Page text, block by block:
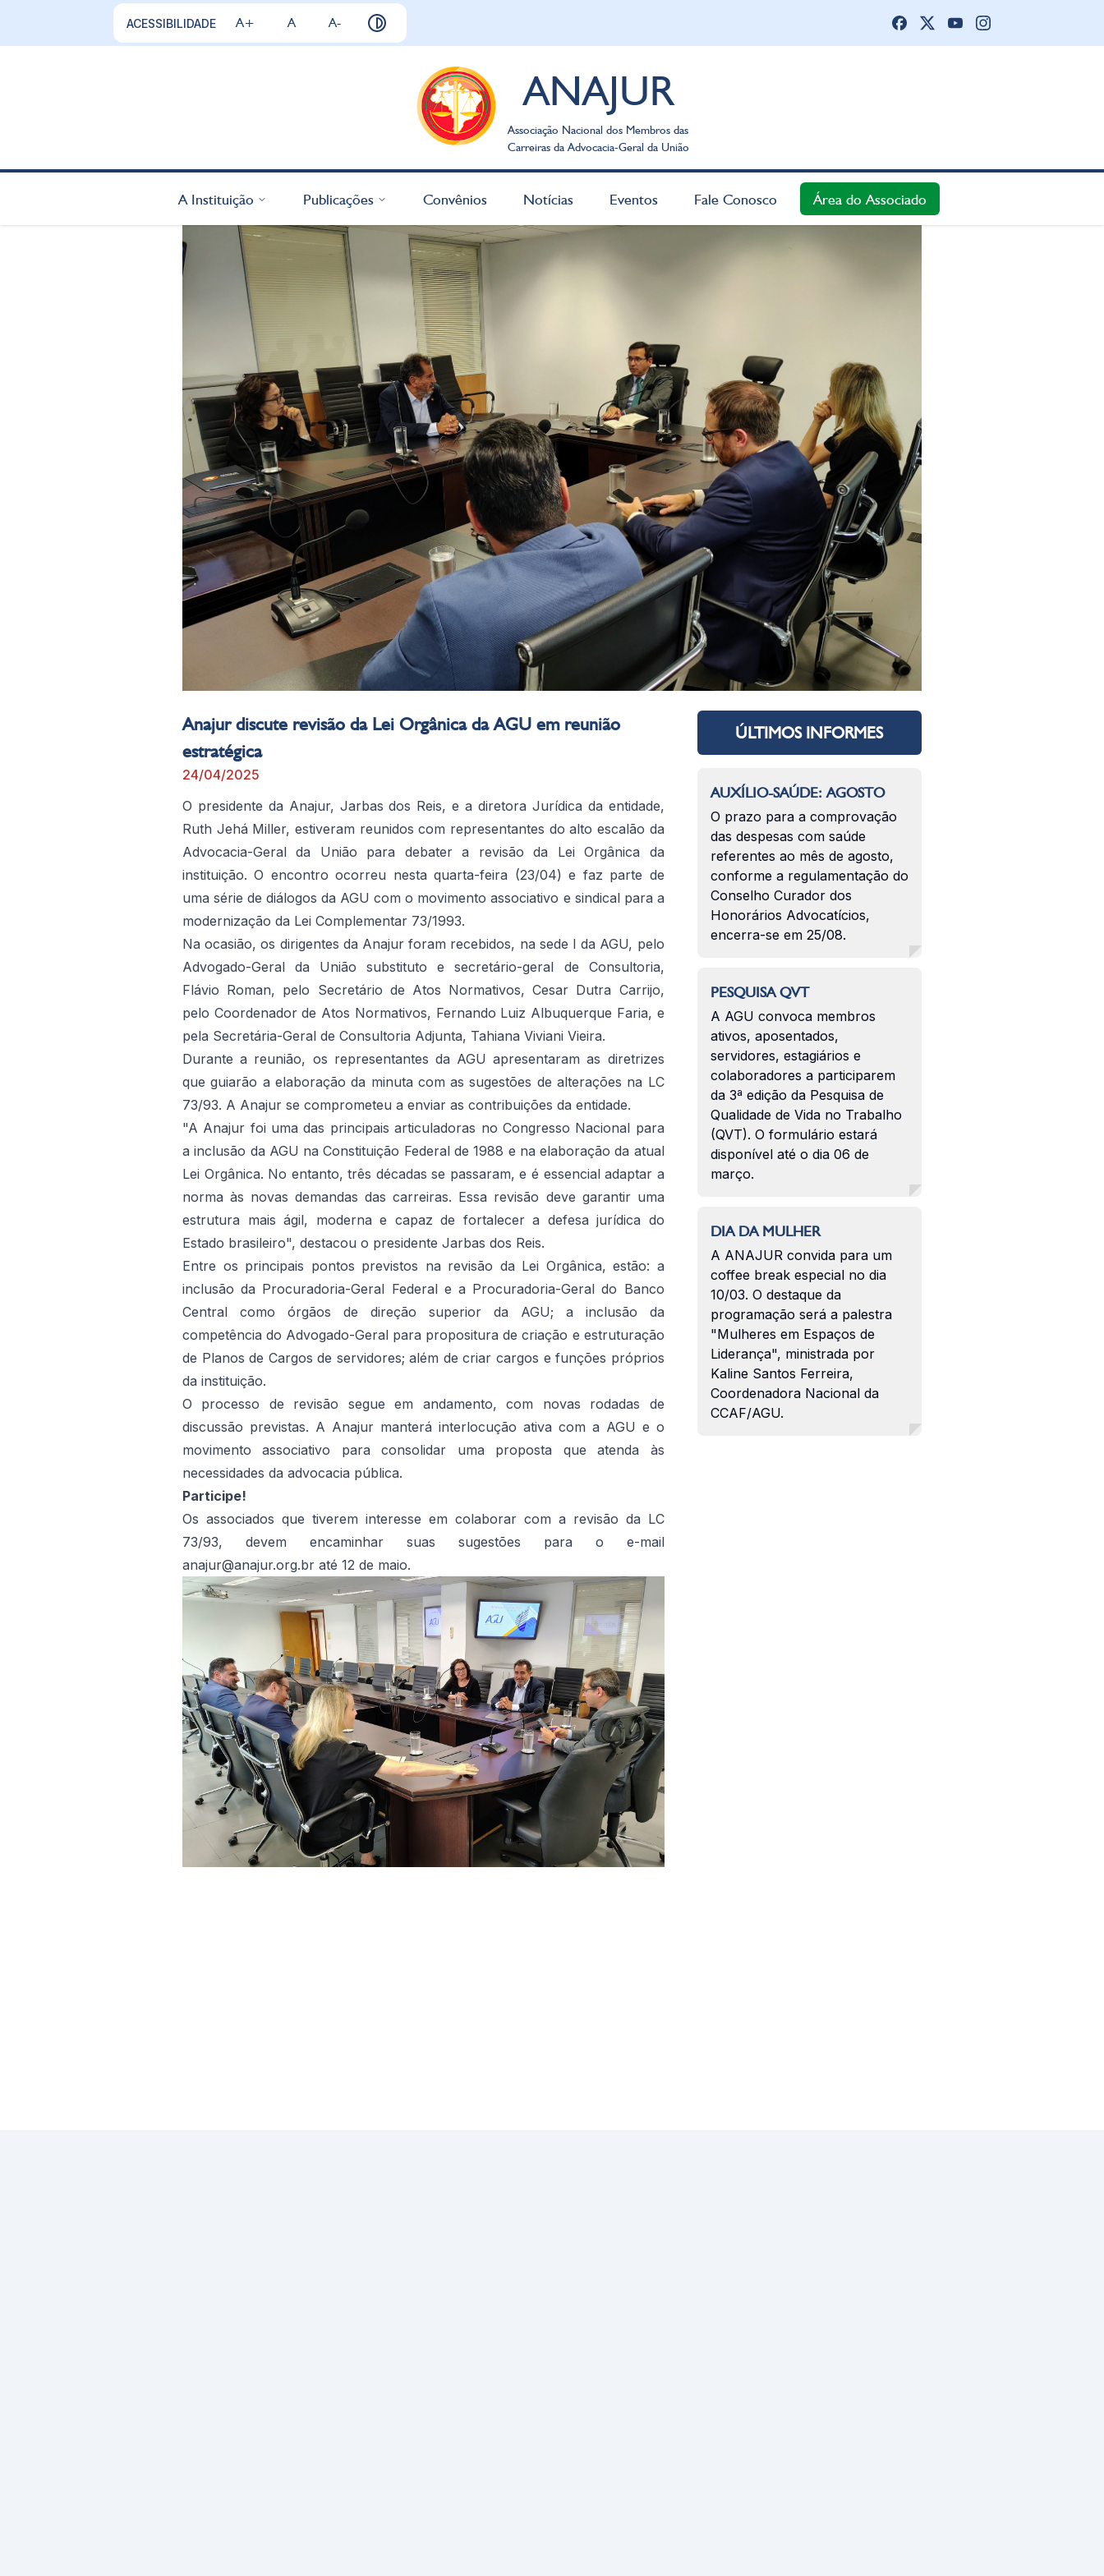
ACESSIBILIDADE A+ A A-
ANAJUR
Associação Nacional dos Membros das
Carreiras da Advocacia-Geral da União
A Instituição Publicações Convênios Notícias Eventos Fale Conosco Área do Associado
Anajur discute revisão da Lei Orgânica da AGU em reunião
estratégica
24/04/2025
O presidente da Anajur, Jarbas dos Reis, e a diretora Jurídica da entidade,
Ruth Jehá Miller, estiveram reunidos com representantes do alto escalão da
Advocacia-Geral da União para debater a revisão da Lei Orgânica da
instituição. O encontro ocorreu nesta quarta-feira (23/04) e faz parte de
uma série de diálogos da AGU com o movimento associativo e sindical para a
modernização da Lei Complementar 73/1993.
Na ocasião, os dirigentes da Anajur foram recebidos, na sede I da AGU, pelo
Advogado-Geral da União substituto e secretário-geral de Consultoria,
Flávio Roman, pelo Secretário de Atos Normativos, Cesar Dutra Carrijo,
pelo Coordenador de Atos Normativos, Fernando Luiz Albuquerque Faria, e
pela Secretária-Geral de Consultoria Adjunta, Tahiana Viviani Vieira.
Durante a reunião, os representantes da AGU apresentaram as diretrizes
que guiarão a elaboração da minuta com as sugestões de alterações na LC
73/93. A Anajur se comprometeu a enviar as contribuições da entidade.
"A Anajur foi uma das principais articuladoras no Congresso Nacional para
a inclusão da AGU na Constituição Federal de 1988 e na elaboração da atual
Lei Orgânica. No entanto, três décadas se passaram, e é essencial adaptar a
norma às novas demandas das carreiras. Essa revisão deve garantir uma
estrutura mais ágil, moderna e capaz de fortalecer a defesa jurídica do
Estado brasileiro", destacou o presidente Jarbas dos Reis.
Entre os principais pontos previstos na revisão da Lei Orgânica, estão: a
inclusão da Procuradoria-Geral Federal e a Procuradoria-Geral do Banco
Central como órgãos de direção superior da AGU; a inclusão da
competência do Advogado-Geral para propositura de criação e estruturação
de Planos de Cargos de servidores; além de criar cargos e funções próprios
da instituição.
O processo de revisão segue em andamento, com novas rodadas de
discussão previstas. A Anajur manterá interlocução ativa com a AGU e o
movimento associativo para consolidar uma proposta que atenda às
necessidades da advocacia pública.
Participe!
Os associados que tiverem interesse em colaborar com a revisão da LC
73/93, devem encaminhar suas sugestões para o e-mail
anajur@anajur.org.br até 12 de maio.
ÚLTIMOS INFORMES
AUXÍLIO-SAÚDE: AGOSTO
O prazo para a comprovação
das despesas com saúde
referentes ao mês de agosto,
conforme a regulamentação do
Conselho Curador dos
Honorários Advocatícios,
encerra-se em 25/08.
PESQUISA QVT
A AGU convoca membros
ativos, aposentados,
servidores, estagiários e
colaboradores a participarem
da 3ª edição da Pesquisa de
Qualidade de Vida no Trabalho
(QVT). O formulário estará
disponível até o dia 06 de
março.
DIA DA MULHER
A ANAJUR convida para um
coffee break especial no dia
10/03. O destaque da
programação será a palestra
"Mulheres em Espaços de
Liderança", ministrada por
Kaline Santos Ferreira,
Coordenadora Nacional da
CCAF/AGU.